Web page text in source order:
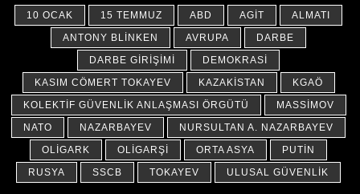
10 OCAK 15 TEMMUZ ABD AGİT
ALMATI
ANTONY BLINKEN
AVRUPA
DARBE
DARBE GIRIŞIMI
DEMOKRASI
KASIM CÖMERT TOKAYEV
KAZAKISTAN
KGAÖ
KOLEKTIF GÜVENLIK ANLAŞMASI ÖRGÜTÜ
MASSIMOV
NATO
NAZARBAYEV
NURSULTAN A. NAZARBAYEV
OLIGARK
OLIGARŞI ORTA ASYA
PUTIN
RUSYA
SSCB TOKAYEV ULUSAL GÜVENLIK